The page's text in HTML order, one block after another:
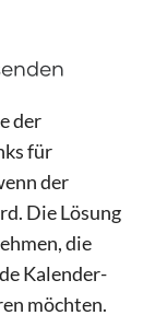
der
für
der
Die Lösung
die
Kalender-
möchten.